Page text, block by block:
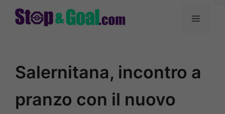
Menu
Salernitana, incontro a
pranzo con il nuovo